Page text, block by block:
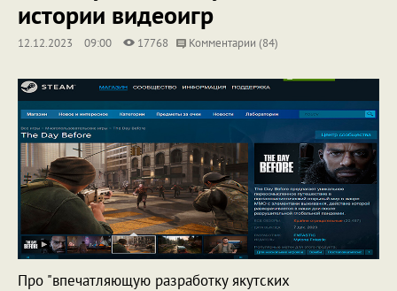
истории видеоигр
12.12.2023 09:00 17768 Комментарии (84)
Про "впечатляющую разработку якутских